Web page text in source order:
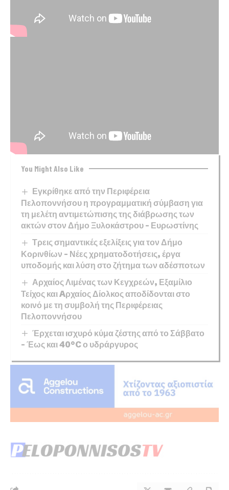
You Might Also Like
Εγκρίθηκε από την Περιφέρεια
Πελοποννήσου η προγραμματική σύμβαση για
τη μελέτη αντιμετώπισης της διάβρωσης των
ακτών στον Δήμο Ξυλοκάστρου – Ευρωστίνης
Τρεις σημαντικές εξελίξεις για τον Δήμο
Κορινθίων – Νέες χρηματοδοτήσεις, έργα
υποδομής και λύση στο ζήτημα των αδέσποτων
Αρχαίος Λιμένας των Κεγχρεών, Εξαμίλιο
Τείχος και Aρχαίος Δίολκος αποδίδονται στο
κοινό με τη συμβολή της Περιφέρειας
Πελοποννήσου
Έρχεται ισχυρό κύμα ζέστης από το Σάββατο
– Έως και 40°C ο υδράργυρος